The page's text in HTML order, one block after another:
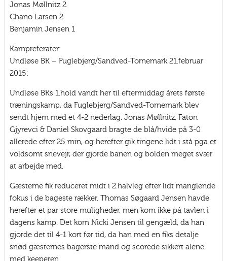
Jonas Møllnitz 2
Chano Larsen 2
Benjamin Jensen 1
Kampreferater:
Undløse BK – Fuglebjerg/Sandved-Tornemark 21.februar
2015:
Undløse BKs 1.hold vandt her til eftermiddag årets første
træningskamp, da Fuglebjerg/Sandved-Tornemark blev
sendt hjem med et 4-2 nederlag. Jonas Møllnitz, Faton
Gjyrevci & Daniel Skovgaard bragte de blå/hvide på 3-0
allerede efter 25 min, og herefter gik tingene lidt i stå pga et
voldsomt snevejr, der gjorde banen og bolden meget svær
at arbejde med.
Gæsterne fik reduceret midt i 2.halvleg efter lidt manglende
fokus i de bageste rækker. Thomas Søgaard Jensen havde
herefter et par store muligheder, men kom ikke på tavlen i
dagens kamp. Det kom Nicki Jensen til gengæld, da han
gjorde det til 4-1 kort før tid, da han med en fiks detalje
snød gæsternes bagerste mand og scorede sikkert alene